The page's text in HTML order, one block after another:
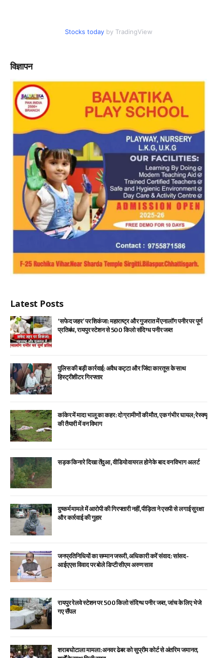
Stocks today by TradingView
विज्ञापन
Latest Posts
‘सफेद जहर’ पर शिकंजा: महाराष्ट्र और गुजरात में एनालॉग पनीर पर पूर्ण
प्रतिबंध, रायपुर स्टेशन से 500 किलो संदिग्ध पनीर जब्त
पुलिस की बड़ी कार्रवाई: अवैध कट्टा और जिंदा कारतूस के साथ
हिस्ट्रीशीटर गिरफ्तार
कांकेर में मादा भालू का कहर: दो ग्रामीणों की मौत, एक गंभीर घायल; रेस्क्यू
की तैयारी में वन विभाग
सड़क किनारे दिखा तेंदुआ, वीडियो वायरल होने के बाद वन विभाग अलर्ट
दुष्कर्म मामले में आरोपी की गिरफ्तारी नहीं, पीड़िता ने एसपी से लगाई सुरक्षा
और कार्रवाई की गुहार
जनप्रतिनिधियों का सम्मान जरूरी, अधिकारी करें संवाद: सांसद-
आईएएस विवाद पर बोले डिप्टी सीएम अरुण साव
रायपुर रेलवे स्टेशन पर 500 किलो संदिग्ध पनीर जब्त, जांच के लिए भेजे
गए सैंपल
शराब घोटाला मामला: अनवर ढेबर को सुप्रीम कोर्ट से अंतरिम जमानत,